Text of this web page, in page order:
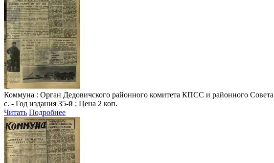
Коммуна : Орган Дедовичского районного комитета КПСС и районного
с. - Год издания 35-й ; Цена 2 коп.
Читать Подробнее